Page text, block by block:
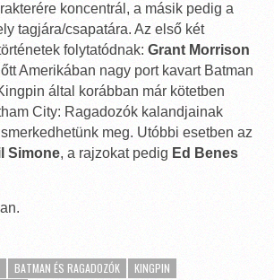
koncentrál, a másik pedig a
tagjára/csapatára. Az első két
folytatódnak: Grant Morrison
Amerikában nagy port kavart Batman
által korábban már kötetben
City: Ragadozók kalandjainak
meg. Utóbbi esetben az
Simone, a rajzokat pedig Ed Benes
BATMAN ÉS RAGADOZÓK
KINGPIN